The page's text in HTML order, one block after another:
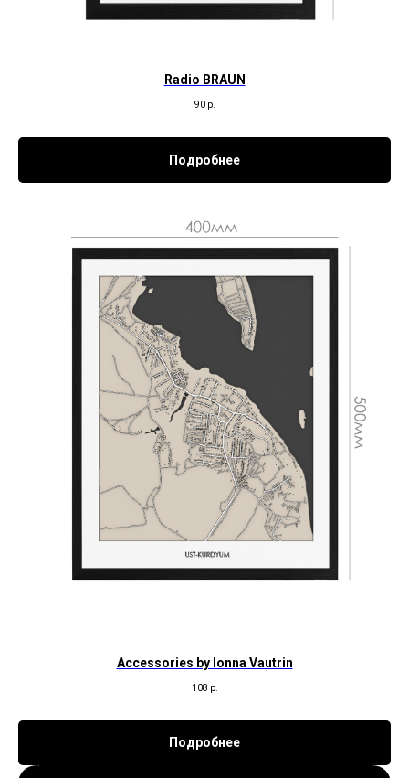
Radio BRAUN
90 р.
Подробнее
Accessories by Ionna Vautrin
108 р.
Подробнее